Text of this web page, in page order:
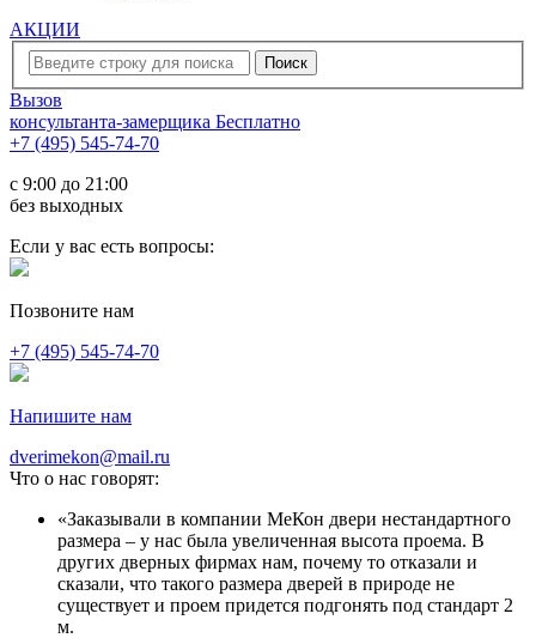
АКЦИИ
Вызов
консультанта-замерщика Бесплатно
+7 (495) 545-74-70
c 9:00 до 21:00
без выходных
Если у вас есть вопросы:
Позвоните нам
+7 (495) 545-74-70
Напишите нам
dverimekon@mail.ru
Что о нас говорят:
Заказывали в компании МеКон двери нестандартного
размера – у нас была увеличенная высота проема. В
других дверных фирмах нам, почему то отказали и
сказали, что такого размера дверей в природе не
существует и проем придется подгонять под стандарт 2
м.